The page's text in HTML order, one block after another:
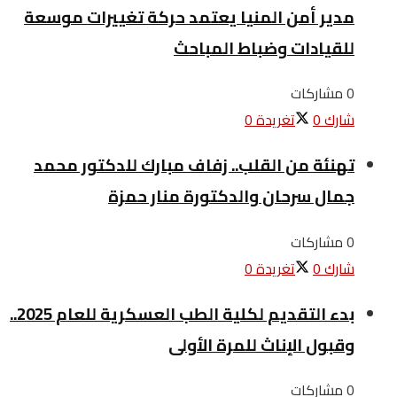
مدير أمن المنيا يعتمد حركة تغييرات موسعة
للقيادات وضباط المباحث
0 مشاركات
شارك0 تغريدة0
تهنئة من القلب.. زفاف مبارك للدكتور محمد
جمال سرحان والدكتورة منار حمزة
0 مشاركات
شارك0 تغريدة0
بدء التقديم لكلية الطب العسكرية للعام 2025..
وقبول الإناث للمرة الأولى
0 مشاركات